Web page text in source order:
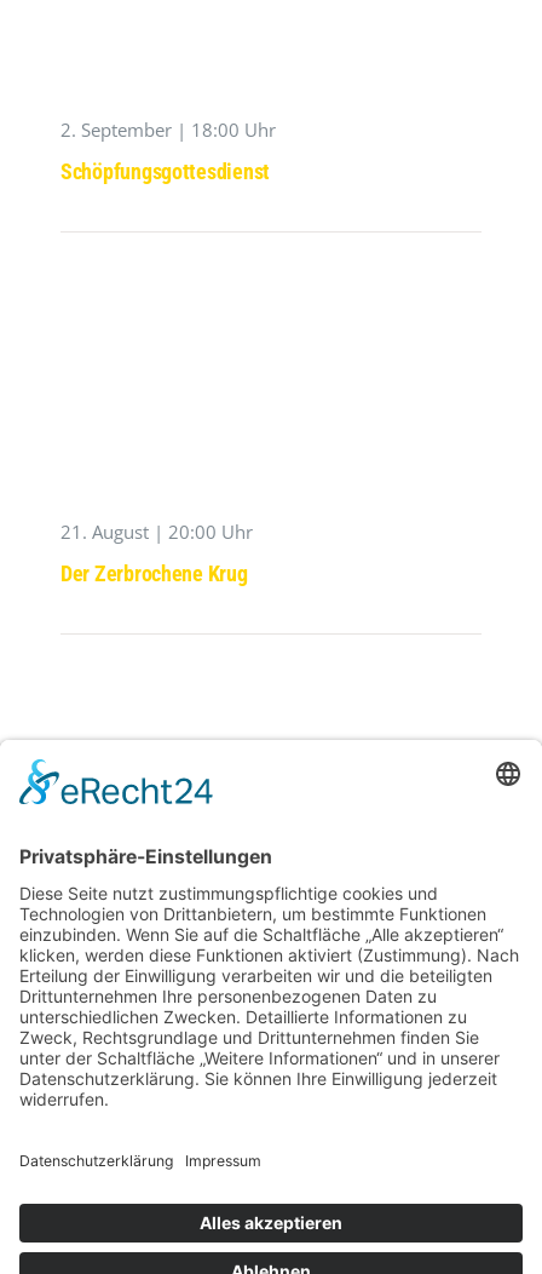
2. September | 18:00 Uhr
Schöpfungsgottesdienst
21. August | 20:00 Uhr
Der Zerbrochene Krug
29. August | 20:00 Uhr
Westpfälzer Blächbläserconsort ,,Blech Pur‘‘
© 2026 Stadt Dahn | Veranstaltungskalender für